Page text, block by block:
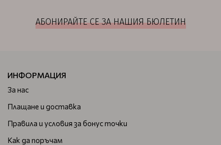
АБОНИРАЙТЕ СЕ ЗА НАШИЯ БЮЛЕТИН
ИНФОРМАЦИЯ
За нас
Плащане и доставка
Правила и условия за бонус точки
Как да поръчам